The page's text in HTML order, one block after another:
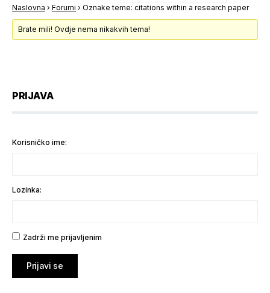
Naslovna › Forumi › Oznake teme: citations within a research paper
Brate mili! Ovdje nema nikakvih tema!
PRIJAVA
Korisničko ime:
Lozinka:
Zadrži me prijavljenim
Prijavi se